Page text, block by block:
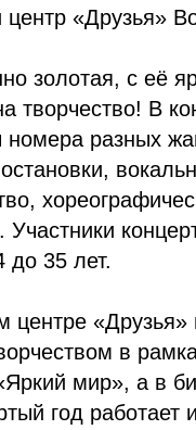
«Друзья»
золотая, с её
творчество! В
номера разных
Участники
до 35 лет.
центре
в
мир», а в
год работает